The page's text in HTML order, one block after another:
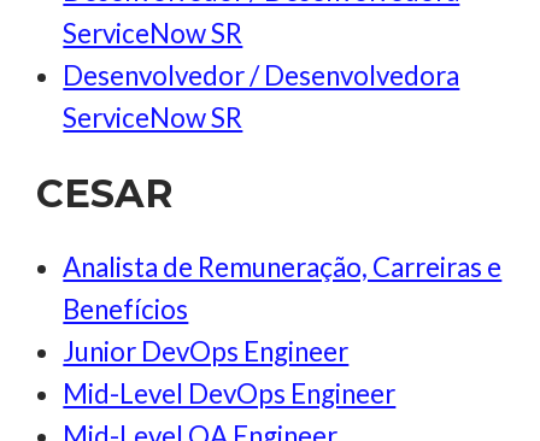
ServiceNow SR
Desenvolvedor / Desenvolvedora
ServiceNow SR
CESAR
Analista de Remuneração, Carreiras e
Benefícios
Junior DevOps Engineer
Mid-Level DevOps Engineer